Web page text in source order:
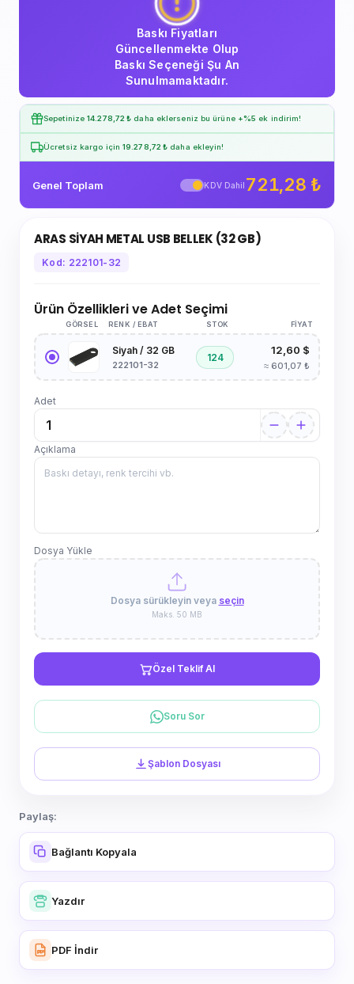
Baskı Fiyatları
Güncellenmekte Olup
Baskı Seçeneği Şu An
Sunulmamaktadır.
Sepetinize14.278,72 ₺ daha eklerseniz bu ürüne +%5 ek indirim!
Ücretsiz kargo için 19.278,72 ₺ daha ekleyin!
Genel Toplam KDV Dahil 721,28 ₺
ARAS SİYAH METAL USB BELLEK (32 GB)
Kod: 222101-32
Ürün Özellikleri ve Adet Seçimi
GÖRSEL RENK / EBAT STOK FIYAT
Siyah / 32 GB
222101-32
124
12,60 $
≈ 601,07 ₺
Adet
Açıklama
Dosya Yükle
Dosya sürükleyin veya seçin
Maks. 50 MB
Özel Teklif Al
Soru Sor
Şablon Dosyası
Paylaş:
Bağlantı Kopyala
Yazdır
PDF İndir